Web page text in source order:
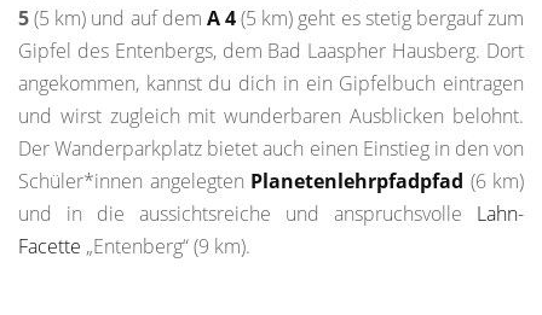
5(5 km) und auf dem A 4(5 km) geht es stetig bergauf zum
Gipfel des Entenbergs, dem Bad Laaspher Hausberg. Dort
angekommen, kannst du dich in ein Gipfelbuch eintragen
und wirst zugleich mit wunderbaren Ausblicken belohnt.
Der Wanderparkplatz bietet auch einen Einstieg in den von
Schüler*innen angelegten Planetenlehrpfadpfad (6 km)
und in die aussichtsreiche und anspruchsvolle Lahn-
Facette „Entenberg“ (9 km).